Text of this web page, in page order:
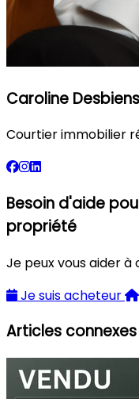
Caroline Desbiens
Courtier immobilier
Besoin d'aide
propriété
Je peux vous aider
Je suis acheteur
Articles connexes